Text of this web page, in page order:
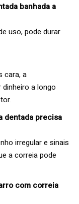
banhada a
uso, pode durar
cara, a
a longo
dentada precisa
irregular e sinais
a correia pode
com correia